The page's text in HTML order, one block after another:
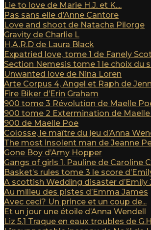
Lie to love de Marie H.J. et K....
Pas sans elle d’Anne Cantore
Love and shoot de Natacha Pilorge
Gravity de Charlie L
H.A.R.D de Laura Black
Expatried love, tome 1 de Fanely
Section Nemesis tome 1 le choix du
Unwanted love de Nina Loren
Arte Corpus 4, Angel et Raph de
Fire Biker d’Erin Graham
900 tome 3 Révolution de Maelle
900 tome 2 Extermination de
900 de Maelle Poe
Colosse, le maître du jeu d’Anna
The most insolent man de Jeanne
Gone Boy d’Amy Hopper
Gangs of girls 1. Pauline de Caroline
Basket’s rules tome 3 le score
A scottish Wedding disaster d’Emily
Au milieu des pistes d’Emma James
Avec ceci? Un prince et un coup de...
Et un jour une étoile d’Anna Wendell
Liz 5.1 Traque en eaux troubles de